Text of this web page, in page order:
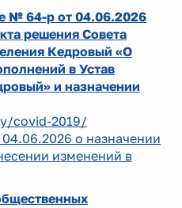
№ 64-р от 04.06.2026
решения Совета
Кедровый «О
в Устав
и назначении
covid-2019/
о назначении
изменений в